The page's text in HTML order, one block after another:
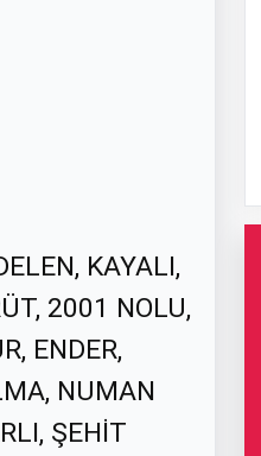
KAYALI,
2001 NOLU,
ENDER,
NUMAN
ŞEHİT